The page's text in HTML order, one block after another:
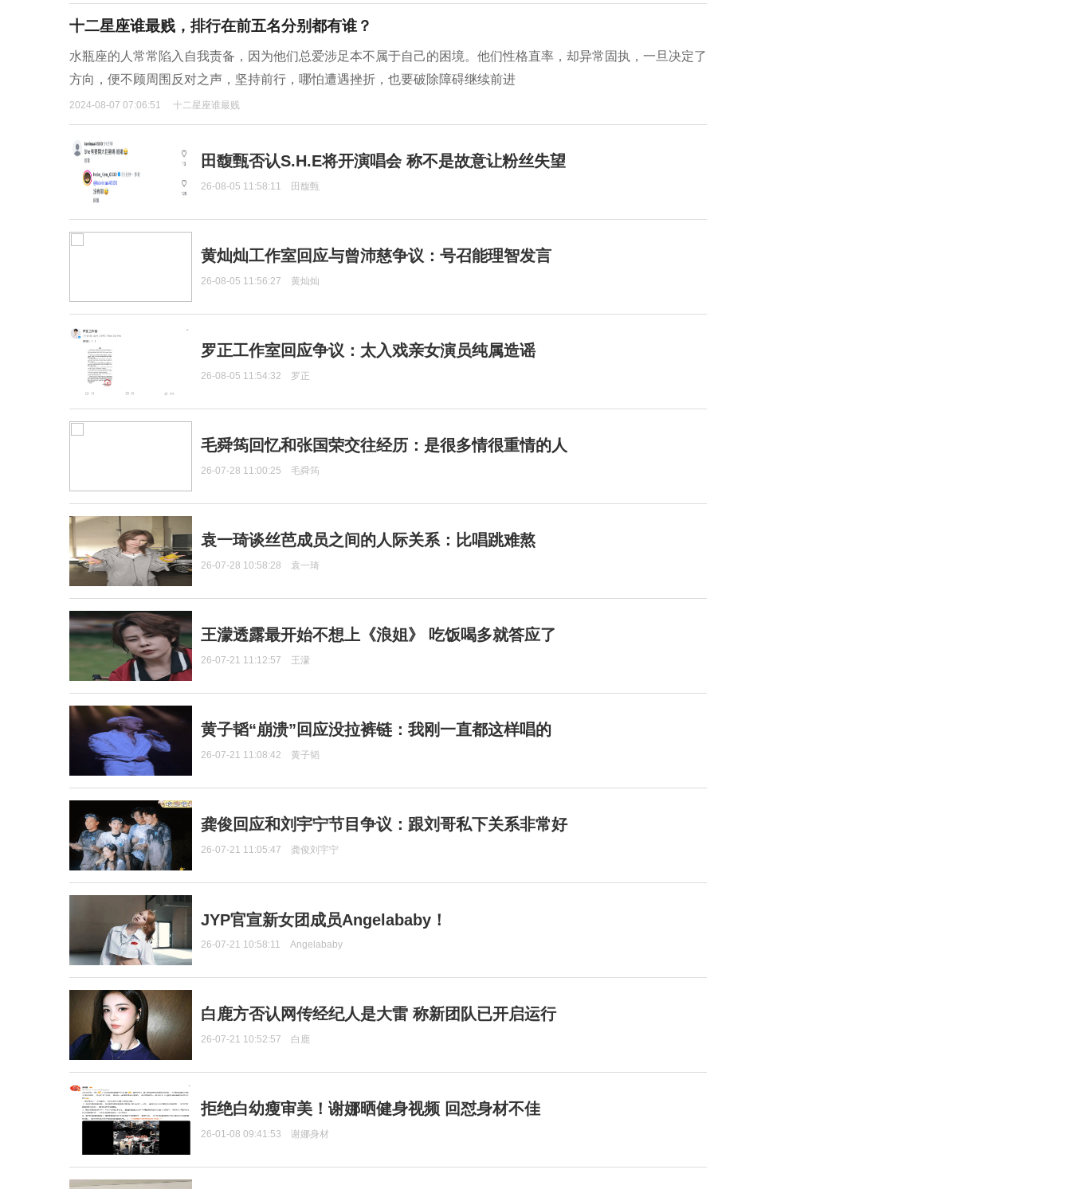
十二星座谁最贱，排行在前五名分别都有谁？
水瓶座的人常常陷入自我责备，因为他们总爱涉足本不属于自己的困境。他们性格直率，却异常固执，一旦决定了
方向，便不顾周围反对之声，坚持前行，哪怕遭遇挫折，也要破除障碍继续前进
2024-08-07 07:06:51 十二星座谁最贱
田馥甄否认S.H.E将开演唱会 称不是故意让粉丝失望
26-08-05 11:58:11 田馥甄
黄灿灿工作室回应与曾沛慈争议：号召能理智发言
26-08-05 11:56:27 黄灿灿
罗正工作室回应争议：太入戏亲女演员纯属造谣
26-08-05 11:54:32 罗正
毛舜筠回忆和张国荣交往经历：是很多情很重情的人
26-07-28 11:00:25 毛舜筠
袁一琦谈丝芭成员之间的人际关系：比唱跳难熬
26-07-28 10:58:28 袁一琦
王濛透露最开始不想上《浪姐》 吃饭喝多就答应了
26-07-21 11:12:57 王濛
黄子韬“崩溃”回应没拉裤链：我刚一直都这样唱的
26-07-21 11:08:42 黄子韬
龚俊回应和刘宇宁节目争议：跟刘哥私下关系非常好
26-07-21 11:05:47 龚俊刘宇宁
JYP官宣新女团成员Angelababy！
26-07-21 10:58:11 Angelababy
白鹿方否认网传经纪人是大雷 称新团队已开启运行
26-07-21 10:52:57 白鹿
拒绝白幼瘦审美！谢娜晒健身视频 回怼身材不佳
26-01-08 09:41:53 谢娜身材